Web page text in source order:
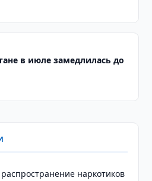
в июле замедлилась до
наркотиков